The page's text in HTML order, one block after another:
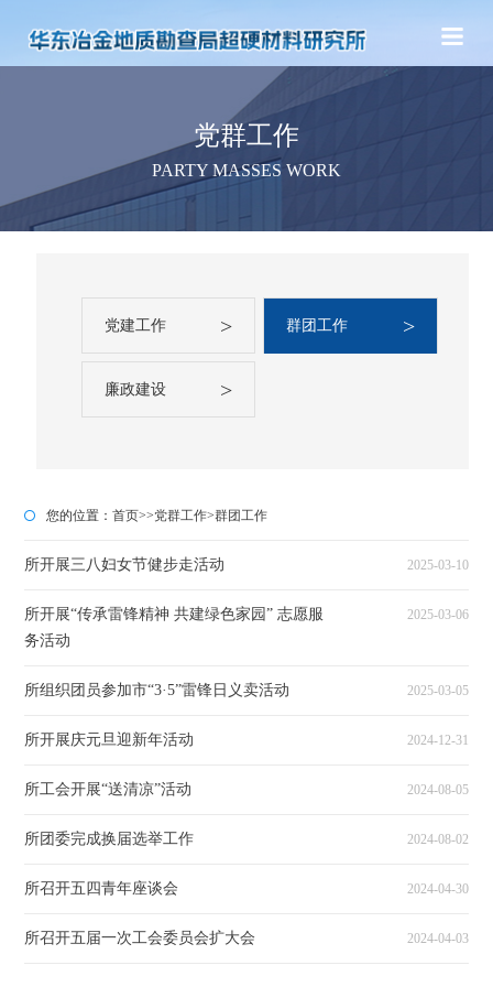
党群工作
PARTY MASSES WORK
党建工作 > 群团工作 >
廉政建设 >
您的位置：首页>>党群工作>群团工作
所开展三八妇女节健步走活动 2025-03-10
所开展“传承雷锋精神 共建绿色家园” 志愿服
务活动
2025-03-06
所组织团员参加市“3·5”雷锋日义卖活动 2025-03-05
所开展庆元旦迎新年活动 2024-12-31
所工会开展“送清凉”活动 2024-08-05
所团委完成换届选举工作 2024-08-02
所召开五四青年座谈会 2024-04-30
所召开五届一次工会委员会扩大会 2024-04-03